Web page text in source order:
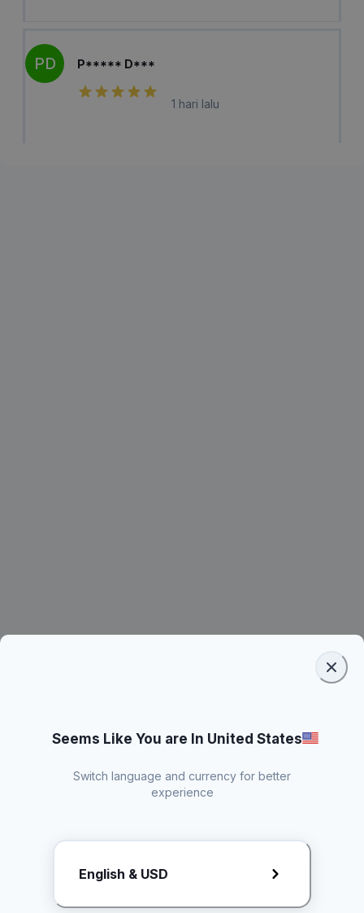
Request Rate Card
Butuh konten khusus? Kirim request ke creator!
PD P***** D***
1 hari lalu
Seems Like You are In United States
Switch language and currency for better
experience
English & USD